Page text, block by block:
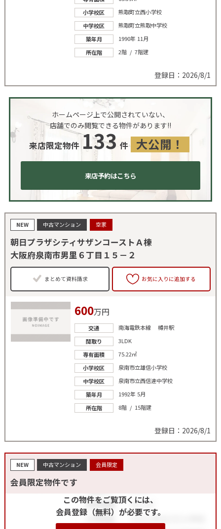
小学校区
熊取町立西小学校
中学校区
熊取町立熊取中学校
築年月
1990年 11月
所在階
2階 / 7階建
登録日：2026/8/1
ホームページ上で公開されていない、
店舗でのみ閲覧できる物件があります!!
来店限定物件 133 件 大公開！
来店予約はこちら
NEW 中古マンション 空家
朝日プラザシティサザンコーストＡ棟
大阪府泉南市男里６丁目１５－２
まとめて資料請求 お気に入りに追加する
600万円
交通
南海電鉄本線 樽井駅
間取り
3LDK
専有面積
75.22㎡
小学校区
泉南市立雄信小学校
中学校区
泉南市立西信達中学校
築年月
1992年 5月
所在階
8階 / 15階建
登録日：2026/8/1
NEW 中古マンション 会員限定
会員限定物件です
この物件をご覧頂くには、
会員登録（無料）が必要です。